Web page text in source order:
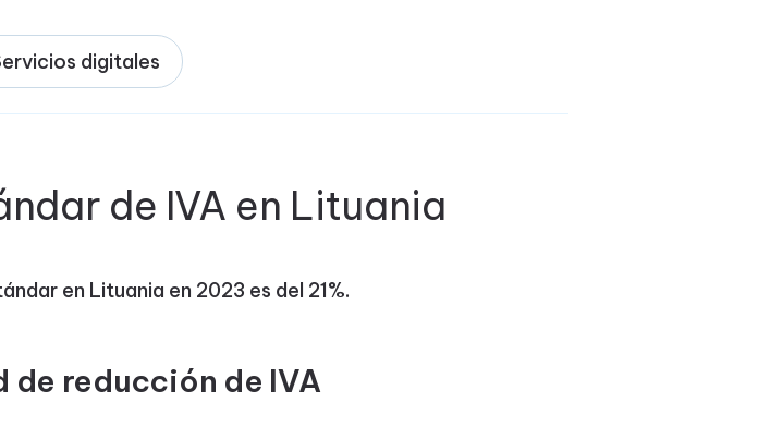
digitales
de IVA en Lituania
en Lituania en 2023 es del 21%.
de reducción de IVA